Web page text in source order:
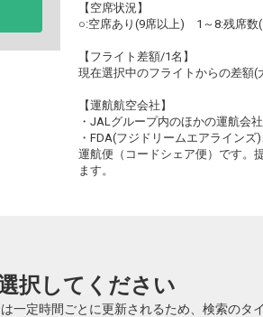
【空席状況】
○:空席あり(9席以上) 1～8:残席
【フライト差額/1名】
現在選択中のフライトからの差額(
【運航航空会社】
・JALグループ内のほかの運航会
・FDA(フジドリームエアライン
運航便（コードシェア便）です。
ます。
択してください
一定時間ごとに更新されるため、検索の